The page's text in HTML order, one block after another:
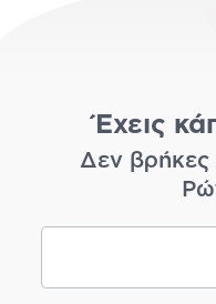
Έχεις
Δεν βρήκες